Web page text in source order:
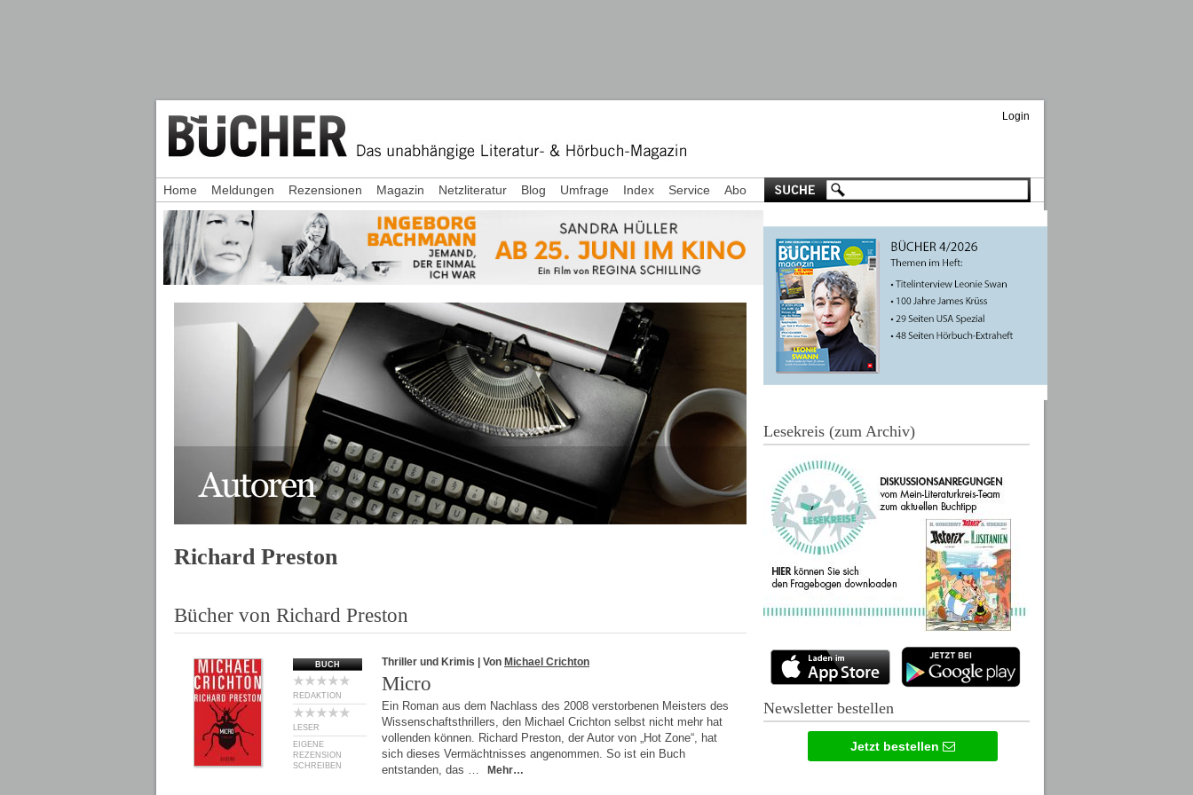
Login
Richard Preston
Bücher von Richard Preston
BUCH
REDAKTION
LESER
EIGENE
REZENSION
SCHREIBEN
Thriller und Krimis | Von Michael Crichton
Micro
Ein Roman aus dem Nachlass des 2008 verstorbenen Meisters des
Wissenschaftsthrillers, den Michael Crichton selbst nicht mehr hat
vollenden können. Richard Preston, der Autor von „Hot Zone“, hat
sich dieses Vermächtnisses angenommen. So ist ein Buch
entstanden, das …
Mehr…
Home Meldungen Rezensionen Magazin Netzliteratur Blog Umfrage Index Service Abo
Lesekreis (zum Archiv)
Newsletter bestellen
Jetzt bestellen